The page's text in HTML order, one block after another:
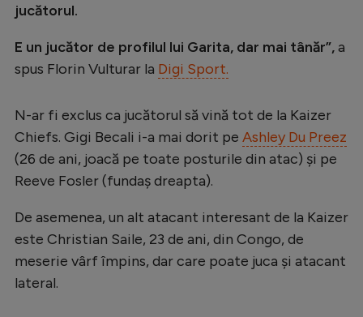
Intră în cont
Creează cont
jucătorul.
E un jucător de profilul lui Garita, dar mai tânăr”,a
spus Florin Vulturar la Digi Sport.
N-ar fi exclus ca jucătorul să vină tot de la Kaizer
Chiefs. Gigi Becali i-a mai dorit pe Ashley Du Preez
(26 de ani, joacă pe toate posturile din atac) și pe
Reeve Fosler (fundaș dreapta).
De asemenea, un alt atacant interesant de la Kaizer
este Christian Saile, 23 de ani, din Congo, de
meserie vârf împins, dar care poate juca și atacant
lateral.